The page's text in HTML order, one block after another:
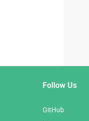
Follow Us
GitHub